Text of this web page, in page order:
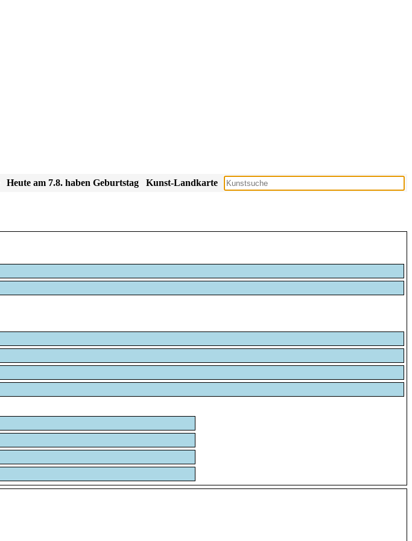
Kunst-Landkarte
Heute am 7.8. haben Geburtstag